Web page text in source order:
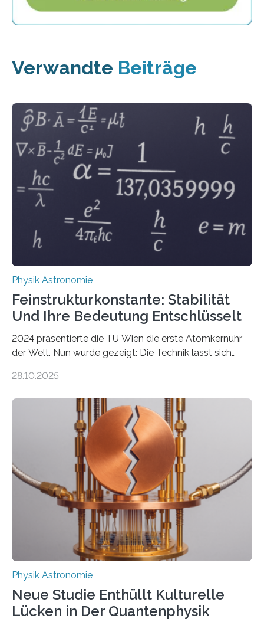
Verwandte Beiträge
Physik Astronomie
Feinstrukturkonstante: Stabilität
Und Ihre Bedeutung Entschlüsselt
2024 präsentierte die TU Wien die erste Atomkernuhr
der Welt. Nun wurde gezeigt: Die Technik lässt sich
fundamentalen Physik nachzugehen. Thorium-
Messungen verwenden. Das hatte man jahrzehntelang
vermutet, weltweit war nach den passenden
Atomkern-Zuständen gesucht worden, 2024 gelang
einem Team der TU Wien mit Unterstützung
internationaler Partner der entscheidende Durchbruch:
Der lange diskutierte Thorium-Kernübergang wurde
gefunden. Kurz darauf konnte man zeigen, dass sich
Thorium tatsächlich nutzen lässt, um hochpräzise…
28.10.2025
Physik Astronomie
Neue Studie Enthüllt Kulturelle
Lücken in Der Quantenphysik